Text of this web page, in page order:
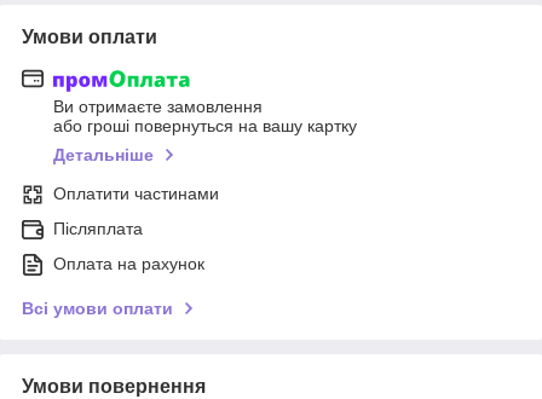
Умови оплати
Ви отримаєте замовлення
або гроші повернуться на вашу картку
Детальніше
Оплатити частинами
Післяплата
Оплата на рахунок
Всі умови оплати
Умови повернення